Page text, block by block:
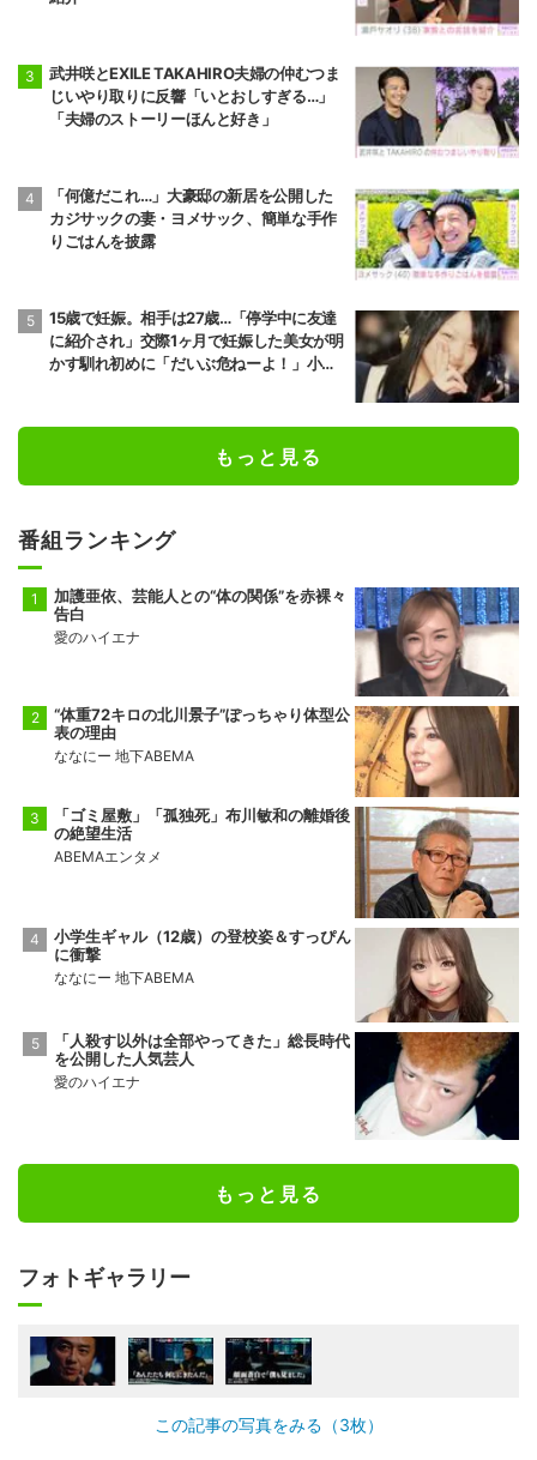
武井咲とEXILE TAKAHIRO夫婦の仲むつま
じいやり取りに反響「いとおしすぎる…」
「夫婦のストーリーほんと好き」
「何億だこれ…」大豪邸の新居を公開した
カジサックの妻・ヨメサック、簡単な手作
りごはんを披露
15歳で妊娠。相手は27歳…「停学中に友達
に紹介され」交際1ヶ月で妊娠した美女が明
かす馴れ初めに「だいぶ危ねーよ！」小森
もっと見る
番組ランキング
加護亜依、芸能人との“体の関係”を赤裸々
告白
愛のハイエナ
“体重72キロの北川景子”ぽっちゃり体型公
表の理由
ななにー 地下ABEMA
「ゴミ屋敷」「孤独死」布川敏和の離婚後
の絶望生活
ABEMAエンタメ
小学生ギャル（12歳）の登校姿＆すっぴん
に衝撃
ななにー 地下ABEMA
「人殺す以外は全部やってきた」総長時代
を公開した人気芸人
愛のハイエナ
もっと見る
フォトギャラリー
この記事の写真をみる（3枚）